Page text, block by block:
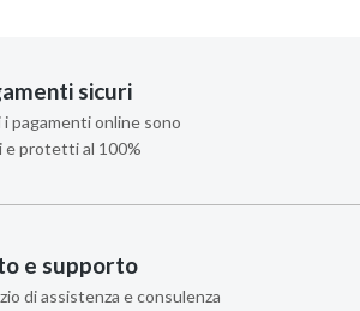
sicuri
pagamenti online sono
e protetti al 100%
e supporto
di assistenza e consulenza